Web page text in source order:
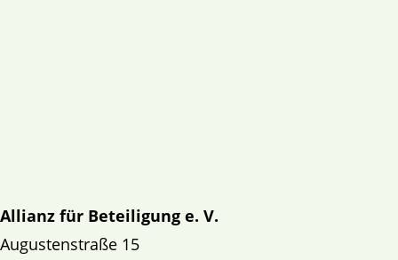
Allianz für Beteiligung e. V.
Augustenstraße 15